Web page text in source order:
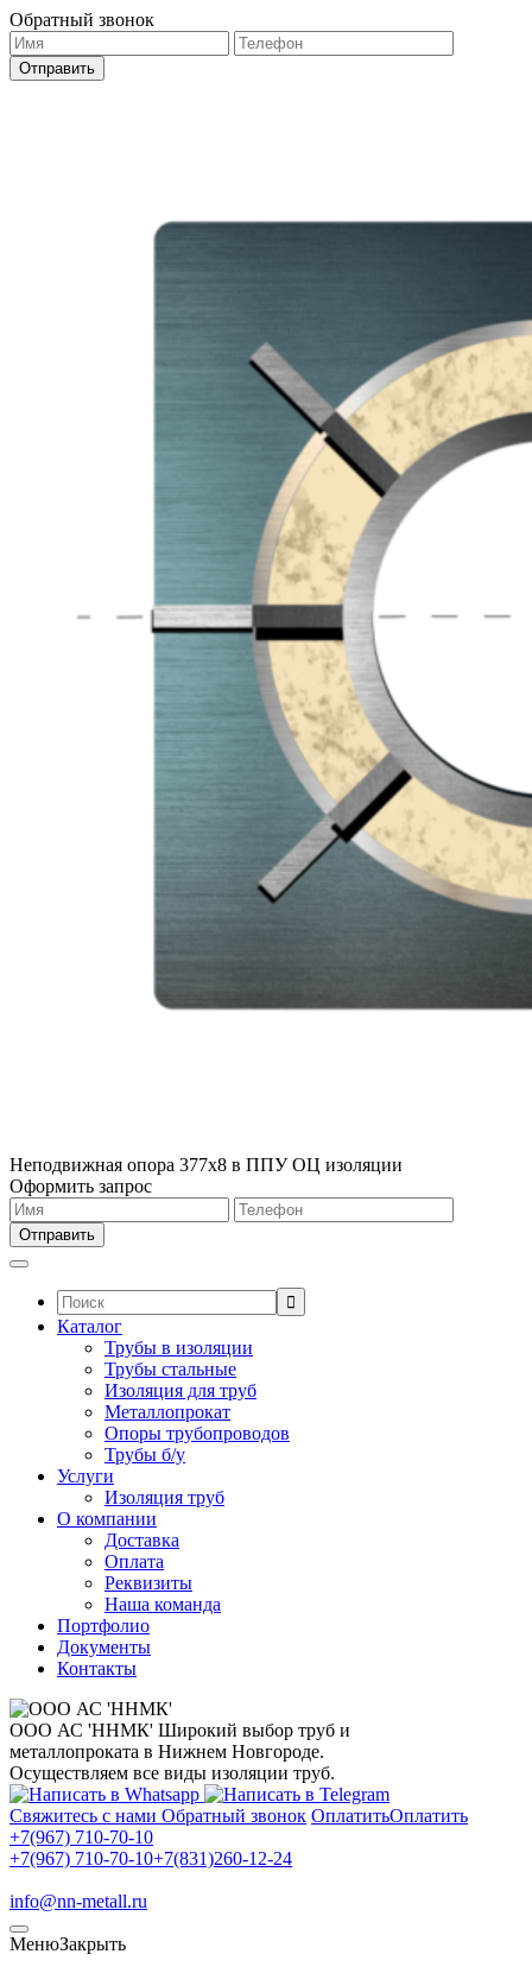
Обратный звонок
Неподвижная опора 377х8 в ППУ ОЦ изоляции
Оформить запрос
Поиск:
Каталог
Трубы в изоляции
Трубы стальные
Изоляция для труб
Металлопрокат
Опоры трубопроводов
Трубы б/у
Услуги
Изоляция труб
О компании
Доставка
Оплата
Реквизиты
Наша команда
Портфолио
Документы
Контакты
ООО АС 'ННМК' Широкий выбор труб и
металлопроката в Нижнем Новгороде.
Осуществляем все виды изоляции труб.
Свяжитесь с нами Обратный звонок ОплатитьОплатить
+7(967) 710-70-10
+7(967) 710-70-10+7(831)260-12-24
info@nn-metall.ru
МенюЗакрыть